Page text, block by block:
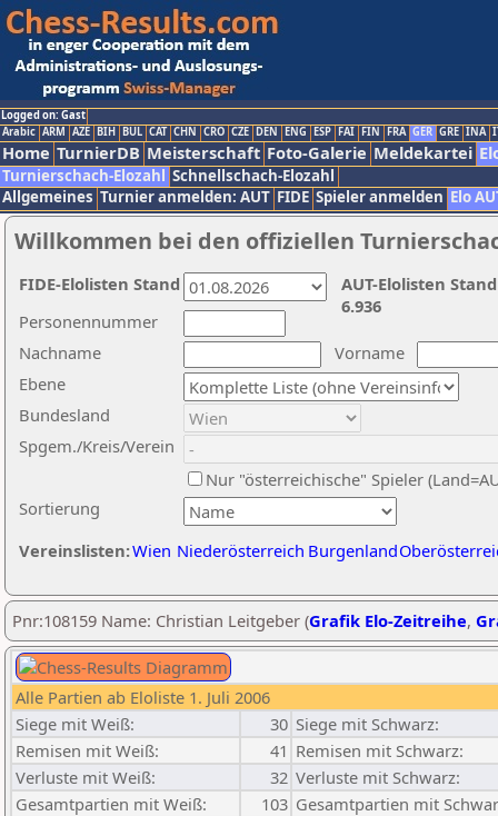
Logged on: Gast
Arabic ARM AZE BIH BUL CAT CHN CRO CZE DEN ENG ESP FAI FIN FRA GER GRE INA
Home TurnierDB Meisterschaft Foto-Galerie Meldekartei
Turnierschach-Elozahl Schnellschach-Elozahl
Allgemeines Turnier anmelden: AUT FIDE Spieler anmelden Elo
Willkommen bei den offiziellen
Nachname
Vorname
Ebene
Sortierung
Personennummer
Bundesland
Spgem./Kreis/Verein
Nur "österreichische" Spieler
Vereinslisten:Wien Niederösterreich Burgenland
AUT-Elolisten
6.936
FIDE-Elolisten Stand
Pnr:108159 Name: Christian Leitgeber (Grafik Elo-Zeitreihe,
Alle Partien ab Eloliste 1. Juli 2006
Siege mit Weiß:
30 Siege mit Schwarz:
Remisen mit Weiß:
41 Remisen mit Schwarz:
Verluste mit Weiß:
32 Verluste mit Schwarz:
Gesamtpartien mit Weiß:
103 Gesamtpartien mit